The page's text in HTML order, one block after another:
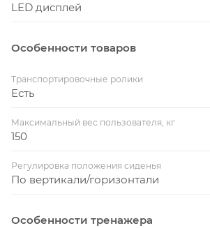
LED дисплей
Особенности товаров
Транспортировочные ролики
Есть
Максимальный вес пользователя, кг
150
Регулировка положения сиденья
По вертикали/горизонтали
Особенности тренажера